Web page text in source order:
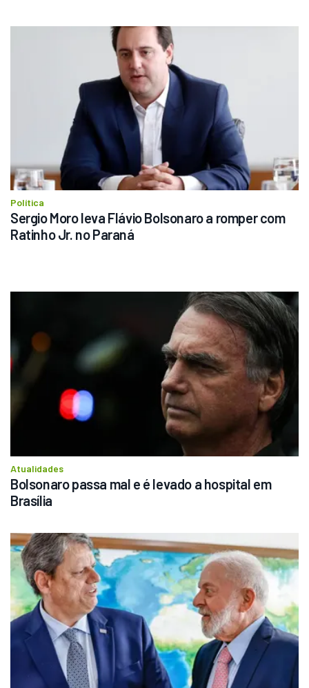
Política
Sergio Moro leva Flávio Bolsonaro a romper com
Ratinho Jr. no Paraná
Atualidades
Bolsonaro passa mal e é levado a hospital em
Brasília